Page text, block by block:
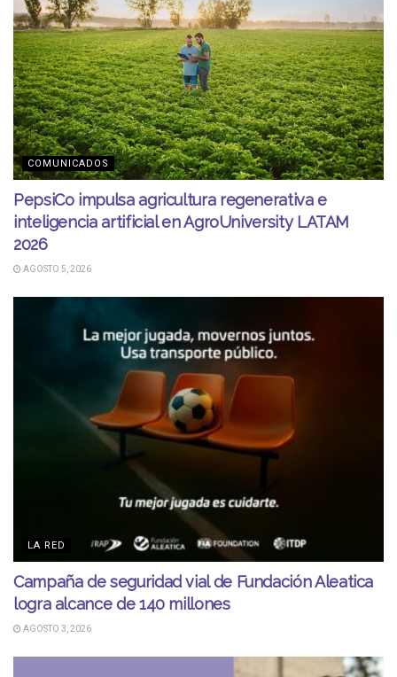
COMUNICADOS
PepsiCo impulsa agricultura regenerativa e
inteligencia artificial en AgroUniversity LATAM
2026
AGOSTO 5, 2026
LA RED
Campaña de seguridad vial de Fundación Aleatica
logra alcance de 140 millones
AGOSTO 3, 2026